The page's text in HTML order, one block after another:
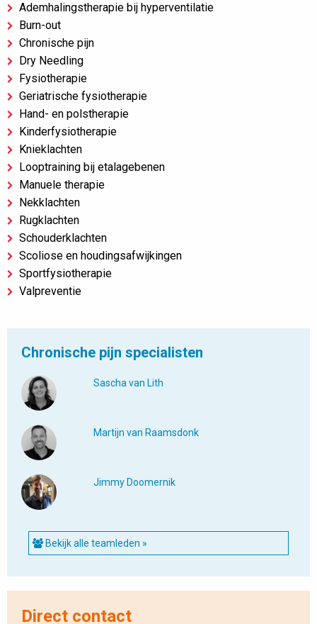
Ademhalingstherapie bij hyperventilatie
Burn-out
Chronische pijn
Dry Needling
Fysiotherapie
Geriatrische fysiotherapie
Hand- en polstherapie
Kinderfysiotherapie
Knieklachten
Looptraining bij etalagebenen
Manuele therapie
Nekklachten
Rugklachten
Schouderklachten
Scoliose en houdingsafwijkingen
Sportfysiotherapie
Valpreventie
Chronische pijn specialisten
Sascha van Lith
Martijn van Raamsdonk
Jimmy Doomernik
Bekijk alle teamleden »
Direct contact